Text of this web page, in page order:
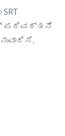
SRT
ಪರಿವರ್ತನೆ